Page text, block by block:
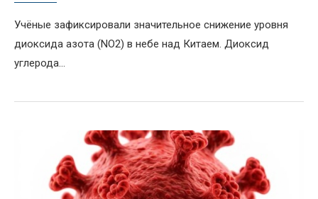
Учёные зафиксировали значительное снижение уровня
диоксида азота (NO2) в небе над Китаем. Диоксид
углерода...